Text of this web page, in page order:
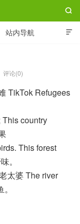

站内导航

评论(0)
TikTok Refugees
country
This forest
。
太婆 The river